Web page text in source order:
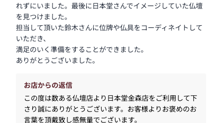
れずにいました。最後に日本堂さんでイメージしていた仏壇
を見つけました。
担当して頂いた鈴木さんに位牌や仏具をコーディネイトして
いただき、
満足のいく準備をすることができました。
ありがとうございました。
お店からの返信
この度は数ある仏壇店より日本堂金森店をご利用して下
さり誠にありがとうございます。お客様よりお褒めのお
言葉を頂戴致し感無量でございます。